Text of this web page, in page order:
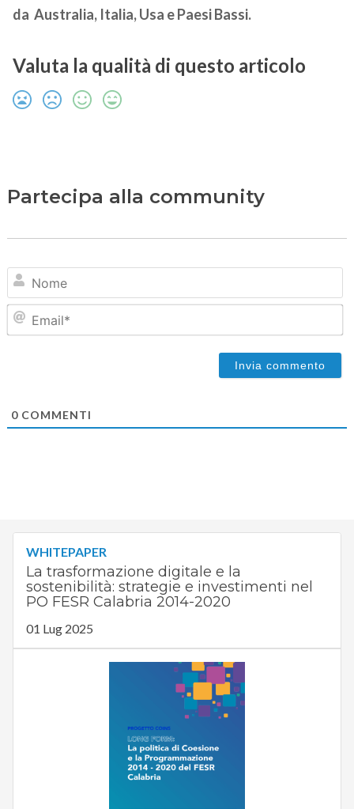
da Australia, Italia, Usa e Paesi Bassi.
Valuta la qualità di questo articolo
Partecipa alla community
0COMMENTI
WHITEPAPER
La trasformazione digitale e la
sostenibilità: strategie e investimenti nel
PO FESR Calabria 2014-2020
01 Lug 2025